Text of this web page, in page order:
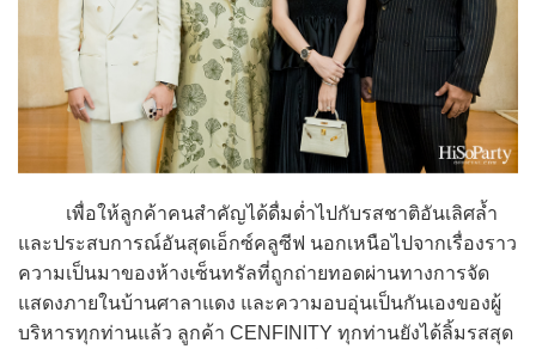
เพื่อให้ลูกค้าคนสำคัญได้ดื่มด่ำไปกับรสชาติอันเลิศล้ำ
และประสบการณ์อันสุดเอ็กซ์คลูซีฟ นอกเหนือไปจากเรื่องราว
ความเป็นมาของห้างเซ็นทรัลที่ถูกถ่ายทอดผ่านทางการจัด
แสดงภายในบ้านศาลาแดง และความอบอุ่นเป็นกันเองของผู้
บริหารทุกท่านแล้ว ลูกค้า CENFINITY ทุกท่านยังได้ลิ้มรสสุด